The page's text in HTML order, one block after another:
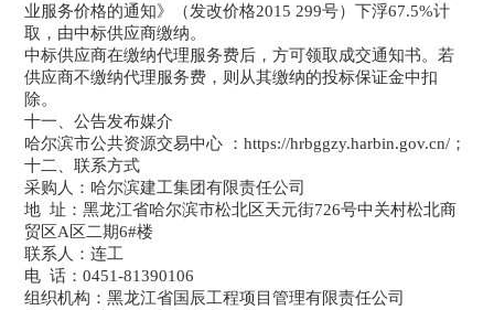
业服务价格的通知》（发改价格2015 299号）下浮67.5%计
取，由中标供应商缴纳。
中标供应商在缴纳代理服务费后，方可领取成交通知书。若
供应商不缴纳代理服务费，则从其缴纳的投标保证金中扣
除。
十一、公告发布媒介
哈尔滨市公共资源交易中心 ：https://hrbggzy.harbin.gov.cn/；
十二、联系方式
采购人：哈尔滨建工集团有限责任公司
地 址：黑龙江省哈尔滨市松北区天元街726号中关村松北商
贸区A区二期6#楼
联系人：连工
电 话：0451-81390106
组织机构：黑龙江省国辰工程项目管理有限责任公司